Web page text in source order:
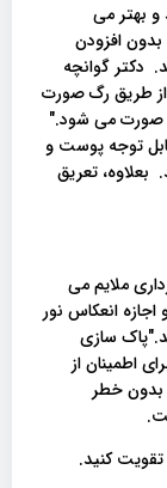
بهتر می
افزودن
دکتر گوانچه
طریق رگ صورت
صورت می شود."
توجه پوست و
تعریق
ملایم می
انعکاس نور
سازی
اطمینان از
بدون خطر